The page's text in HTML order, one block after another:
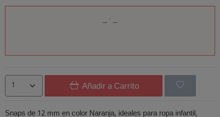
Añadir a Carrito
Snaps de 12 mm en color Naranja, ideales para ropa infantil,